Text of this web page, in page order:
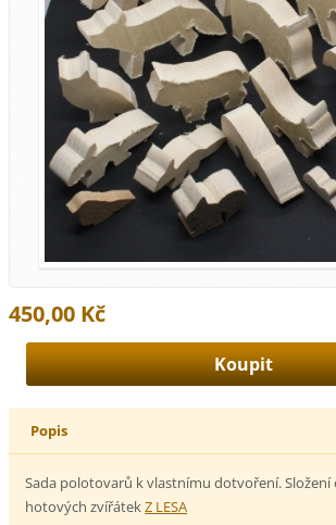
450,00 Kč
Popis
Sada polotovarů k vlastnímu dotvoření. Složení
hotových zvířátekZ LESA